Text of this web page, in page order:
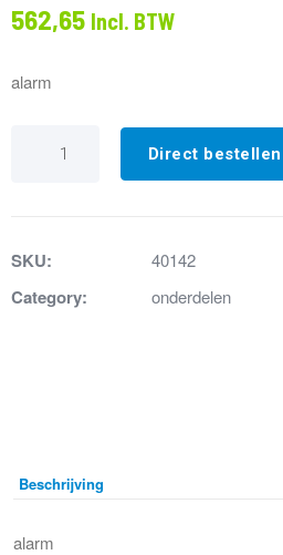
562,65 Incl. BTW
alarm
Direct bestellen
SKU: 40142
Category: onderdelen
Beschrijving
alarm